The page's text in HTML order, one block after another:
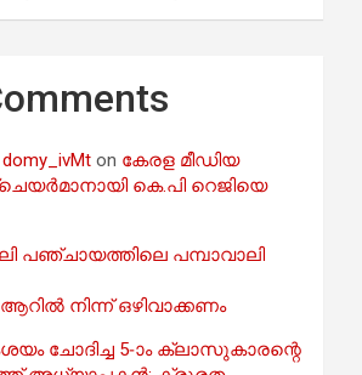
on കേരള മീഡിയ
കെ.പി റെജിയെ
പഞ്ചായത്തിലെ പമ്പാവാലി
നിന്ന് ഒഴിവാക്കണം
ചോദിച്ച 5-ാം ക്ലാസുകാരന്റെ